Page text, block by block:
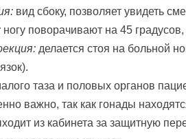
вид сбоку, позволяет увидеть
ногу поворачивают на 45
делается стоя на больной
таза и половых органов
важно, так как гонады
из кабинета за защитную